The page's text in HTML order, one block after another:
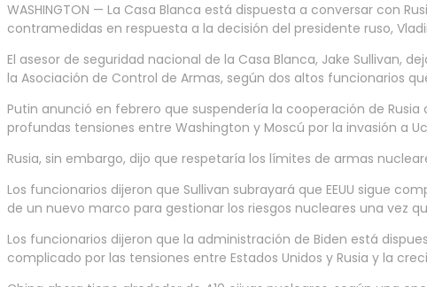
WASHINGTON — La Casa Blanca está dispuesta a conversar con
contramedidas en respuesta a la decisión del presidente ruso,
El asesor de seguridad nacional de la Casa Blanca, Jake Sullivan,
la Asociación de Control de Armas, según dos altos funcionarios
Putin anunció en febrero que suspendería la cooperación de Rusia
profundas tensiones entre Washington y Moscú por la invasión a
Rusia, sin embargo, dijo que respetaría los límites de armas
Los funcionarios dijeron que Sullivan subrayará que EEUU sigue
de un nuevo marco para gestionar los riesgos nucleares una vez
Los funcionarios dijeron que la administración de Biden está
complicado por las tensiones entre Estados Unidos y Rusia y la